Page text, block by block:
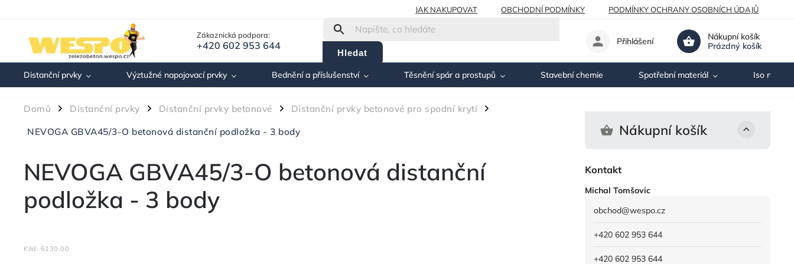
JAK NAKUPOVAT OBCHODNÍ PODMÍNKY PODMÍNKY OCHRANY OSOBNÍCH ÚDAJŮ
Zákaznická podpora:
+420 602 953 644
Hledat
Nákupní košík
Prázdný košík
Přihlášení
Distanční prvky Výztužné napojovací prvky Bednění a příslušenství Těsnění spár a prostupů Stavební chemie Spotřební materiál Iso
Domů / Distanční prvky / Distanční prvky betonové / Distanční prvky betonové pro spodní krytí
/
NEVOGA GBVA45/3-O betonová distanční podložka - 3 body
Nákupní košík
Kontakt
Michal Tomšovic
obchod@wespo.cz
+420 602 953 644
+420 602 953 644
NEVOGA GBVA45/3-O betonová distanční
podložka - 3 body
Kód: 6130.00